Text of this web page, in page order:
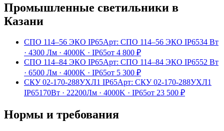
Промышленные светильники в
Казани
СПО 114–56 ЭКО IP65Арт: СПО 114–56 ЭКО IP6534 Вт
· 4300 Лм · 4000K · IP65от 4 800 ₽
СПО 114–84 ЭКО IP65Арт: СПО 114–84 ЭКО IP6552 Вт
· 6500 Лм · 4000K · IP65от 5 300 ₽
СКУ 02-170-288УХЛ1 IP65Арт: СКУ 02-170-288УХЛ1
IP65170Вт · 22200Лм · 4000K · IP65от 23 500 ₽
Нормы и требования